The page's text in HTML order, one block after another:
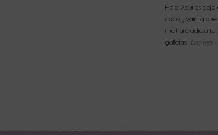
Hola! Aquí os
coco y vainilla que
me haré adicta
galletas Leer más »